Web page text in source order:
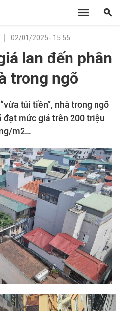
02/01/2025 - 15:55
lan đến phân
trong ngõ
túi tiền”, nhà trong ngõ
đạt mức giá trên 200 triệu
m2…